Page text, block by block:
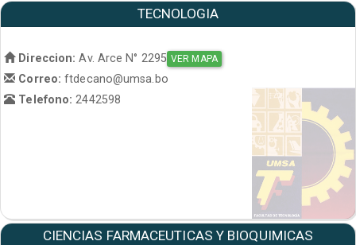
TECNOLOGIA
Direccion: Av. Arce N° 2295 VER MAPA
Correo:ftdecano@umsa.bo
Telefono: 2442598
CIENCIAS FARMACEUTICAS Y BIOQUIMICAS